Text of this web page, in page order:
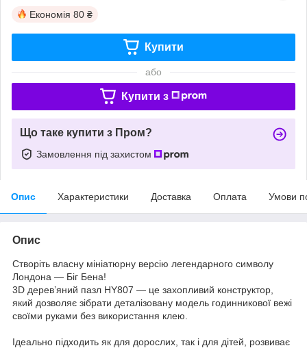
Економія 80 ₴
Купити
або
Купити з
Що таке купити з Пром?
Замовлення під захистом
Опис Характеристики Доставка Оплата Умови
Опис
Створіть власну мініатюрну версію легендарного символу
Лондона — Біг Бена!
3D дерев’яний пазл HY807 — це захопливий конструктор,
який дозволяє зібрати деталізовану модель годинникової вежі
своїми руками без використання клею.
Ідеально підходить як для дорослих, так і для дітей, розвиває